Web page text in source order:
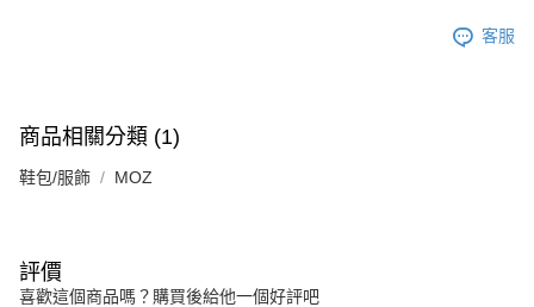
客服
商品相關分類 (1)
鞋包/服飾 MOZ
評價
喜歡這個商品嗎？購買後給他一個好評吧